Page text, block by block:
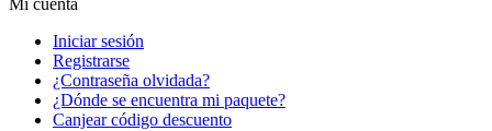
Mi cuenta
Iniciar sesión
Registrarse
¿Contraseña olvidada?
¿Dónde se encuentra mi paquete?
Canjear código descuento